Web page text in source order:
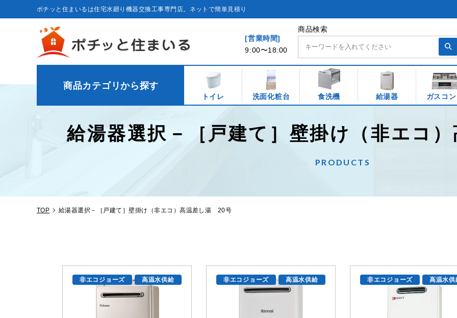
ポチッと住まいるは住宅水廻り機器交換工事専門店。ネットで簡単見積り
[営業時間]
9:00〜18:00
商品検索
商品カテゴリから探す
トイレ 洗面化粧台 食洗機 給湯器 ガスコン
給湯器選択－［戸建て］壁掛け（非エコ
PRODUCTS
TOP 給湯器選択－［戸建て］壁掛け（非エコ）高温差し湯 20号
非エコジョーズ 高温水供給 非エコジョーズ 高温水供給 非エコジョーズ 高温水供